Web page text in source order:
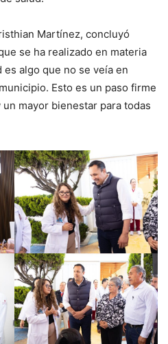
Martínez, concluyó
se ha realizado en materia
algo que no se veía en
Esto es un paso firme
mayor bienestar para todas